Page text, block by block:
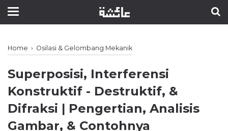
Home › Osilasi & Gelombang Mekanik
Superposisi, Interferensi
Konstruktif - Destruktif, &
Difraksi ǀ Pengertian, Analisis
Gambar, & Contohnya